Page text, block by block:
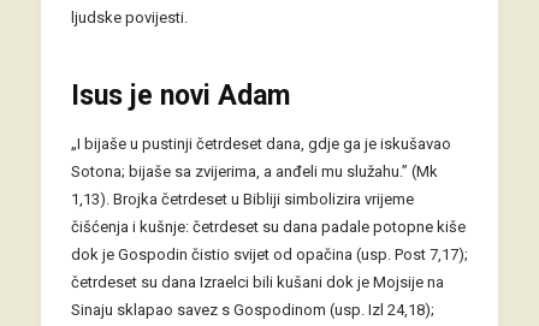
ljudske povijesti.
Isus je novi Adam
„I bijaše u pustinji četrdeset dana, gdje ga je iskušavao
Sotona; bijaše sa zvijerima, a anđeli mu služahu.” (Mk
1,13). Brojka četrdeset u Bibliji simbolizira vrijeme
čišćenja i kušnje: četrdeset su dana padale potopne kiše
dok je Gospodin čistio svijet od opačina (usp. Post 7,17);
četrdeset su dana Izraelci bili kušani dok je Mojsije na
Sinaju sklapao savez s Gospodinom (usp. Izl 24,18);